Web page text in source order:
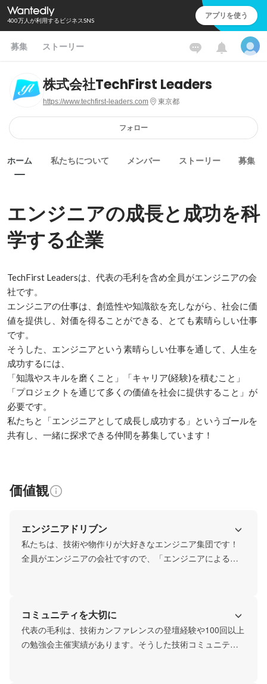
400万人が利用するビジネスSNS アプリを使う
募集 ストーリー
株式会社TechFirst Leaders
https://www.techfirst-leaders.com 東京都
フォロー
ホーム 私たちについて メンバー ストーリー 募集
エンジニアの成長と成功を科
学する企業
TechFirst Leadersは、代表の毛利を含め全員がエンジニアの会
社です。
エンジニアの仕事は、創造性や知識欲を充しながら、社会に価
値を提供し、対価を得ることができる、とても素晴らしい仕事
です。
そうした、エンジニアという素晴らしい仕事を通して、人生を
成功するには、
「知識やスキルを磨くこと」「キャリア(経験)を積むこと」
「プロジェクトを通じて多くの価値を社会に提供すること」が
必要です。
私たちと「エンジニアとして成長し成功する」というゴールを
共有し、一緒に探求できる仲間を募集しています！
価値観
エンジニアドリブン
私たちは、技術や物作りが大好きなエンジニア集団です！
全員がエンジニアの会社ですので、「エンジニアによるエ
べてエンジニアに特化
・CTOやアーキテクト経験のあるベテランエンジニアから
のキャリアのアドバイス
コミュニティを大切に
代表の毛利は、技術カンファレンスの登壇経験や100回以上
の勉強会主催実績があります。そうした技術コミュニティ